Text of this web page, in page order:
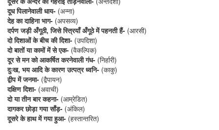
दूध पिलानेवाली धाय- (अन्ना)
देह का दाहिना भाग- (अपसव्य)
दर्पण जड़ी अँगूठी, जिसे स्त्रियाँ अँगूठे में पहनती हैं- (आरसी)
दो दिशाओं के बीच की दिशा- (उपदिशा)
दो बातों या कामों में से एक- (वैकल्पिक)
दूर से मन को आकर्षित करनेवाली गंध- (निर्हारी)
दुःख, भय आदि के कारण उत्पत्र ध्वनि- (काकु)
द्वीप में जनमा- (द्वैपायन)
दक्षिण दिशा- (अवाची)
दो या तीन बार कहना- (आम्रेडित)
दागकर छोड़ा गया साँड़- (अंकिल)
दूसरे के हाथ में गया हुआ- (हस्तान्तरित)